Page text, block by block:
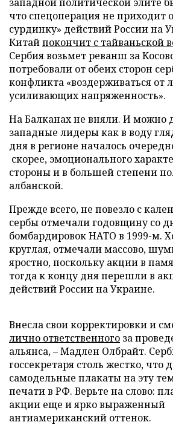
что спецоперация не приходит
сурдинку» действий России на
Китайпокончит с тайваньской
Сербия возьмет реванш за
потребовали от обеих сторон
конфликта «воздерживаться от
усиливающих напряженность».
На Балканах не вняли. И можно
западные лидеры как в воду
дня в регионе началось
скорее, эмоционального
стороны и в большей степени
албанской.
Прежде всего, не повезло с
сербы отмечали годовщину со
бомбардировок НАТО в 1999-м.
круглая, отмечали массово,
яростно, поскольку акции в
тогда к концу дня перешли в
действий России на Украине.
Внесла свои корректировки и
лично ответственного за
альянса, – Мадлен Олбрайт.
госсекретаря столь жестко, что
самодельные плакаты на эту
печати в РФ. Верьте на слово:
акции еще и ярко выраженный
антиамериканский оттенок.